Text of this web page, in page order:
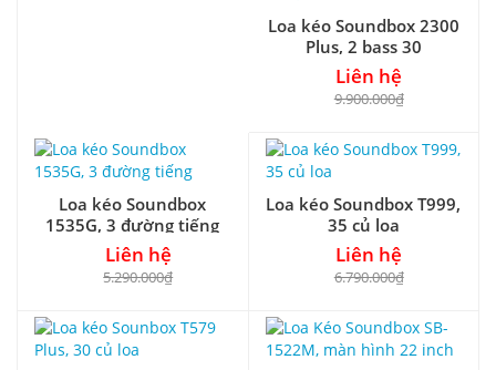
Loa kéo Soundbox 2300
Plus, 2 bass 30
Liên hệ
9.900.000₫
Loa kéo Soundbox
1535G, 3 đường tiếng
Liên hệ
5.290.000₫
Loa kéo Soundbox T999,
35 củ loa
Liên hệ
6.790.000₫